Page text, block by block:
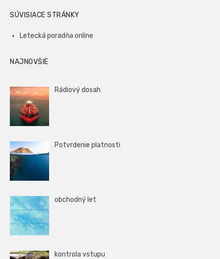
SÚVISIACE STRÁNKY
Letecká poradňa online
NAJNOVŠIE
Rádiový dosah
Potvrdenie platnosti
obchodný let
kontrola vstupu